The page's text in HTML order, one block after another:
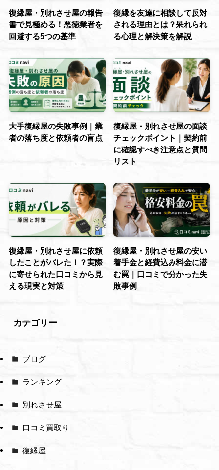
復縁屋・別れさせ屋の報告
書で見極める！悪徳業者を
回避する5つの基準
復縁を友達に相談して反対
される理由とは？呆れられ
る心理と解決策を解説
大手復縁屋の失敗事例｜業
者の落ち度と依頼者の盲点
復縁屋・別れさせ屋の面談
チェックポイント｜契約前
に確認すべき注意点と質問
リスト
復縁屋・別れさせ屋に依頼
したことがバレた！？実際
に寄せられた口コミから見
える現実と対策
復縁屋・別れさせ屋の安い
着手金と経費込み料金に潜
む罠｜口コミで分かった失
敗事例
カテゴリー
ブログ
ランキング
別れさせ屋
口コミ買取り
復縁屋